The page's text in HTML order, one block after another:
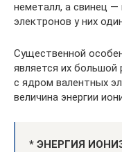
неметалл, а свинец —
электронов у них
Существенной
является их большой
с ядром валентных
величина энергии
* ЭНЕРГИЯ